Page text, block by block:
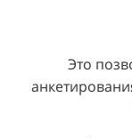
Это